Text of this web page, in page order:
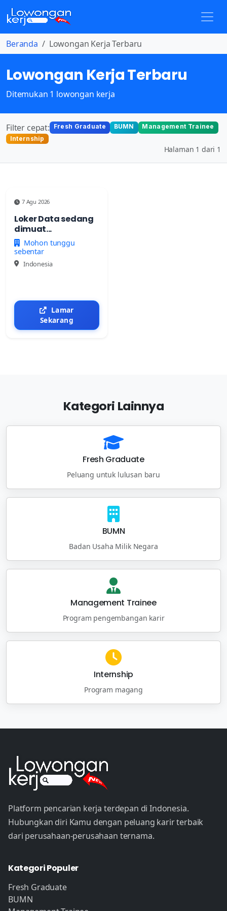
Beranda Lowongan Kerja Terbaru
Lowongan Kerja Terbaru
Ditemukan 1 lowongan kerja
Filter cepat: Fresh Graduate BUMN
Management Trainee
Internship
Halaman 1 dari 1
7 Agu 2026
Loker Data sedang
dimuat...
Mohon tunggu
sebentar
Indonesia
Lamar
Sekarang
Kategori Lainnya
Fresh Graduate
Peluang untuk lulusan baru
BUMN
Badan Usaha Milik Negara
Management Trainee
Program pengembangan karir
Internship
Program magang
Platform pencarian kerja terdepan di Indonesia.
Hubungkan diri Kamu dengan peluang karir terbaik
dari perusahaan-perusahaan ternama.
Kategori Populer
Fresh Graduate
BUMN